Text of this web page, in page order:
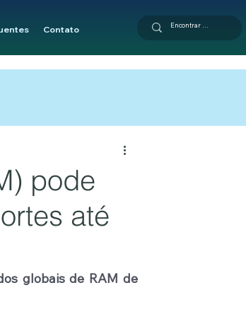
Contato
pode
até
globais de RAM de